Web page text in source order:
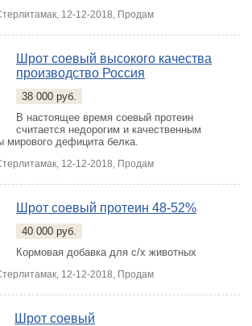
, 12-12-2018, Продам
Шрот соевый высокого качества
производство Россия
38 000 руб.
В настоящее время соевый протеин
считается недорогим и качественным
мирового дефицита белка.
, 12-12-2018, Продам
Шрот соевый протеин 48-52%
40 000 руб.
Кормовая добавка для с/х животных
, 12-12-2018, Продам
Шрот соевый